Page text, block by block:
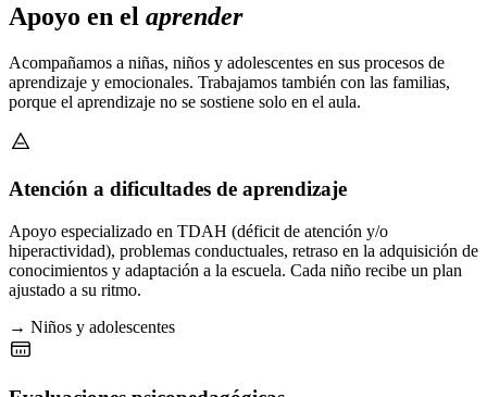
Apoyo en el aprender
Acompañamos a niñas, niños y adolescentes en sus procesos de
aprendizaje y emocionales. Trabajamos también con las familias,
porque el aprendizaje no se sostiene solo en el aula.
Atención a dificultades de aprendizaje
Apoyo especializado en TDAH (déficit de atención y/o
hiperactividad), problemas conductuales, retraso en la adquisición de
conocimientos y adaptación a la escuela. Cada niño recibe un plan
ajustado a su ritmo.
→ Niños y adolescentes